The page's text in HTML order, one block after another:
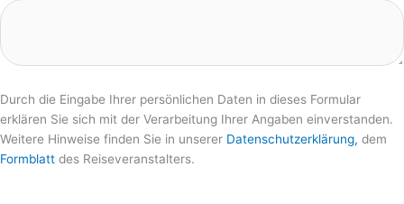
Durch die Eingabe Ihrer persönlichen Daten in dieses Formular
erklären Sie sich mit der Verarbeitung Ihrer Angaben einverstanden.
Weitere Hinweise finden Sie in unserer Datenschutzerklärung, dem
Formblatt des Reiseveranstalters.